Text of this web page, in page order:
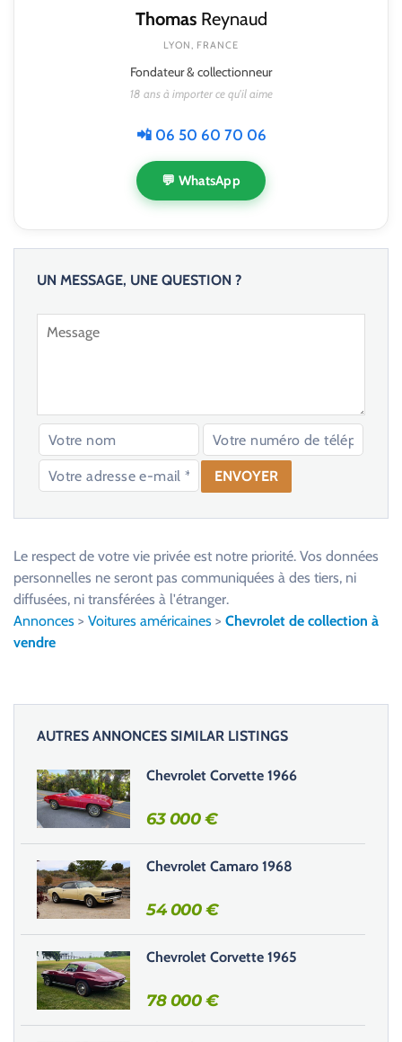
ThomasReynaud
LYON, FRANCE
Fondateur & collectionneur
18 ans à importer ce qu'il aime
📲 06 50 60 70 06
💬 WhatsApp
UN MESSAGE, UNE QUESTION ?
e
s
e
r
c
e
c
h
a
m
p
v
i
d
Le respect de votre vie privée est notre priorité. Vos données
personnelles ne seront pas communiquées à des tiers, ni
diffusées, ni transférées à l'étranger.
Annonces > Voitures américaines > Chevrolet de collection à
vendre
AUTRES ANNONCES SIMILAR LISTINGS
Chevrolet Corvette 1966
63 000€
Chevrolet Camaro 1968
54 000€
Chevrolet Corvette 1965
78 000€